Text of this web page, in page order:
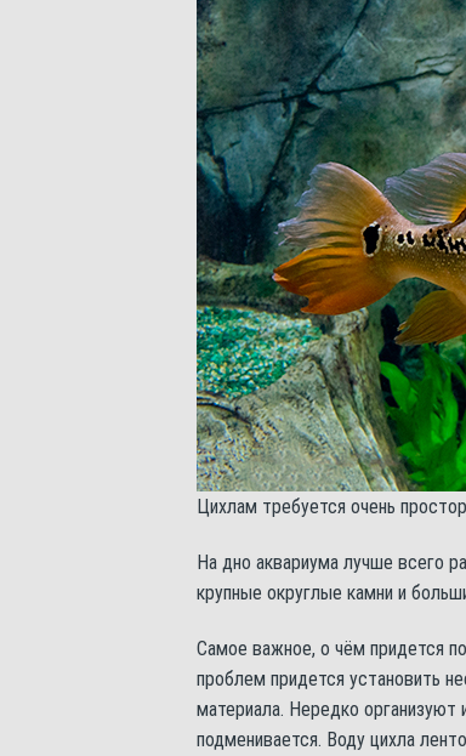
Цихлам требуется очень
На дно аквариума лучше всего
крупные округлые камни и
Самое важное, о чём придется
проблем придется установить
материала. Нередко организуют
подменивается. Воду цихла